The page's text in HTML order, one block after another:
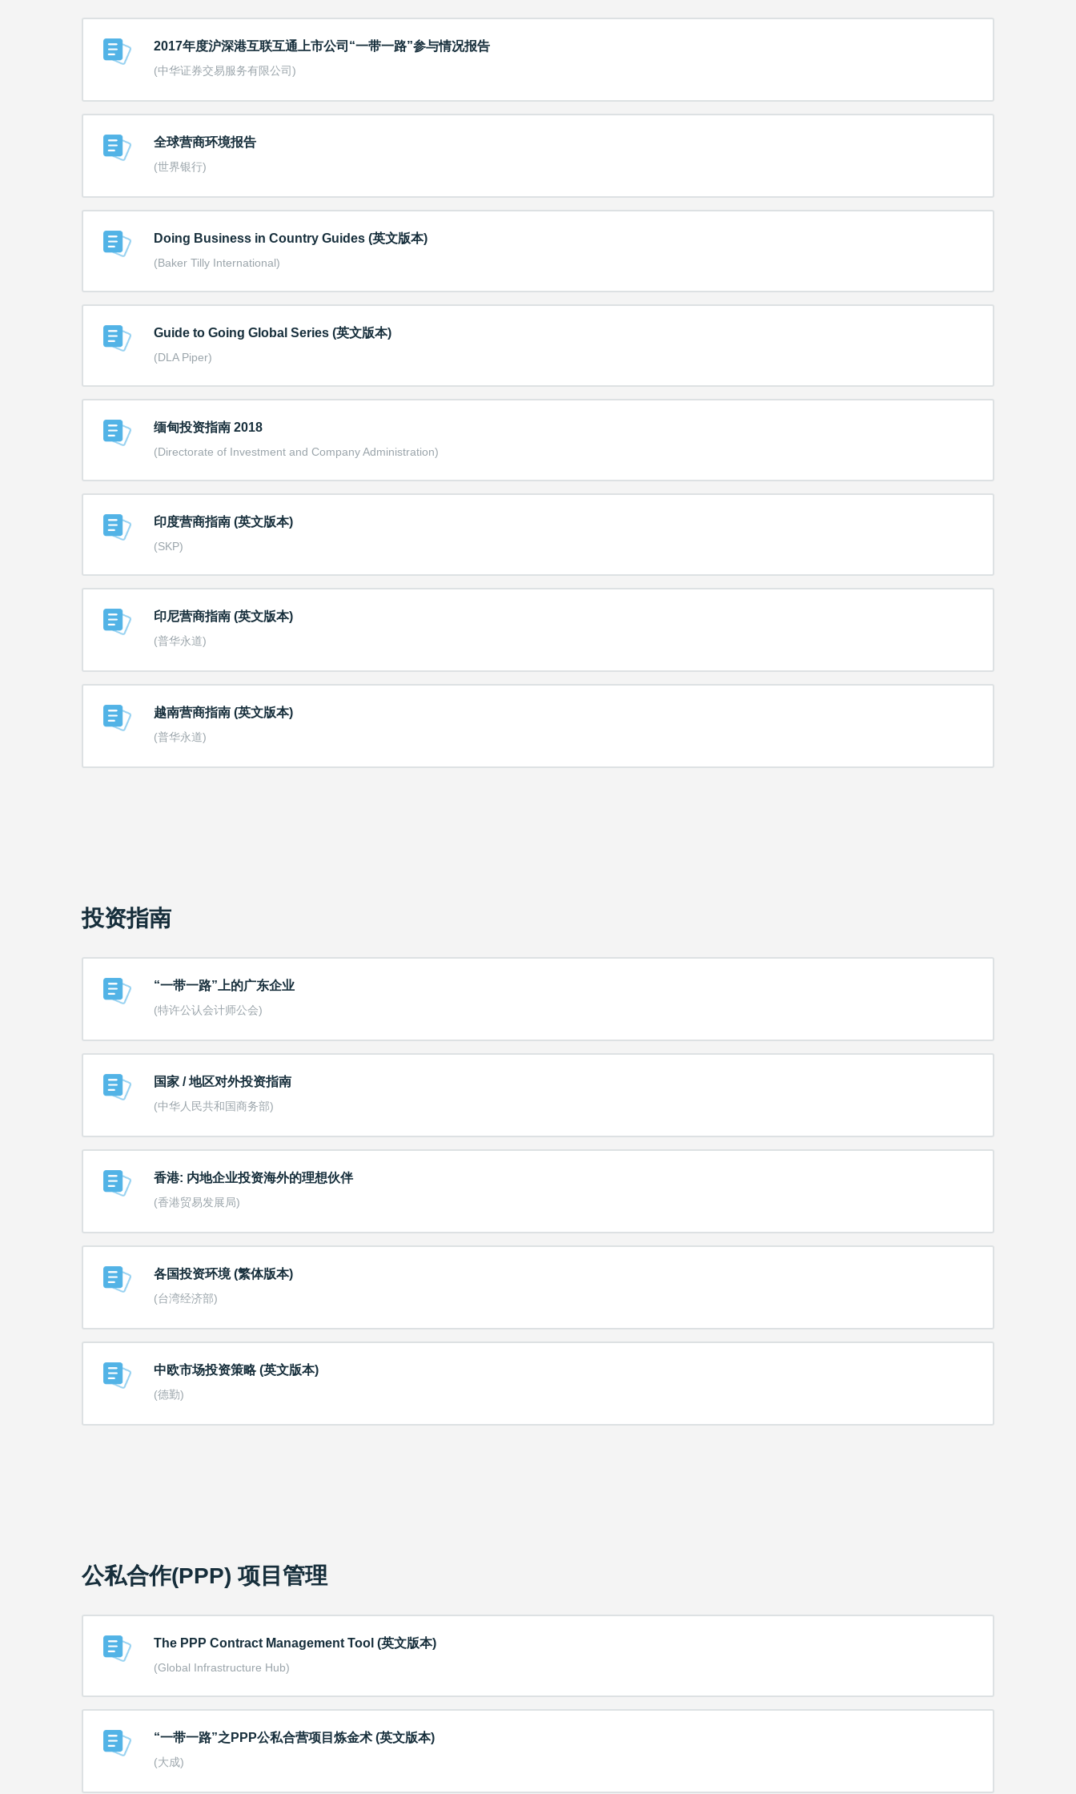
2017年度沪深港互联互通上市公司“一带一路”参与情况报告
(中华证券交易服务有限公司)
全球营商环境报告
(世界银行)
Doing Business in Country Guides (英文版本)
(Baker Tilly International)
Guide to Going Global Series (英文版本)
(DLA Piper)
缅甸投资指南 2018
(Directorate of Investment and Company Administration)
印度营商指南 (英文版本)
(SKP)
印尼营商指南 (英文版本)
(普华永道)
越南营商指南 (英文版本)
(普华永道)
投资指南
“一带一路”上的广东企业
(特许公认会计师公会)
国家 / 地区对外投资指南
(中华人民共和国商务部)
香港: 内地企业投资海外的理想伙伴
(香港贸易发展局)
各国投资环境 (繁体版本)
(台湾经济部)
中欧市场投资策略 (英文版本)
(德勤)
公私合作(PPP) 项目管理
The PPP Contract Management Tool (英文版本)
(Global Infrastructure Hub)
“一带一路”之PPP公私合营项目炼金术 (英文版本)
(大成)